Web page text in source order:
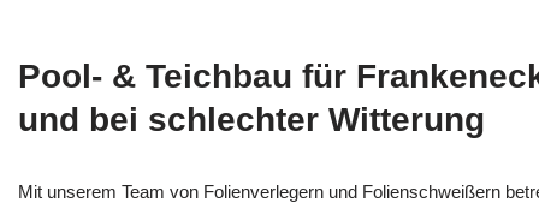
Pool- & Teichbau für
und bei schlechter Witterung
Mit unserem Team von Folienverlegern und Folien­schweißern